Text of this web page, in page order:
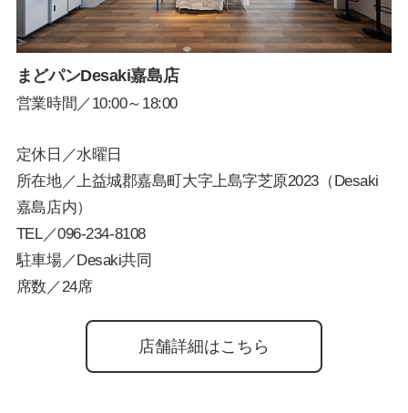
まどパンDesaki嘉島店
営業時間／10:00～18:00
定休日／水曜日
所在地／上益城郡嘉島町大字上島字芝原2023（Desaki
嘉島店内）
TEL／096-234-8108
駐車場／Desaki共同
席数／24席
店舗詳細はこちら